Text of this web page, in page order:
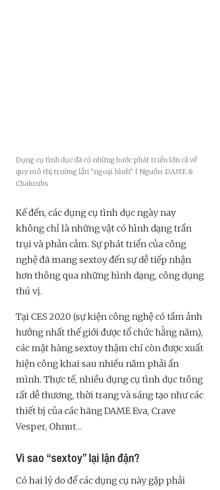
Dụng cụ tình dục đã có những bước phát triển lớn cả về
quy mô thị trường lẫn "ngoại hình" | Nguồn: DAME &
Chakrubs
Kế đến, các dụng cụ tình dục ngày nay
không chỉ là những vật có hình dạng trần
trụi và phản cảm. Sự phát triển của công
nghệ đã mang sextoy đến sự dễ tiếp nhận
hơn thông qua những hình dạng, công dụng
thú vị.
Tại CES 2020 (sự kiện công nghệ có tầm ảnh
hưởng nhất thế giới được tổ chức hằng năm),
các mặt hàng sextoy thậm chí còn được xuất
hiện công khai sau nhiều năm phải ẩn
mình. Thực tế, nhiều dụng cụ tình dục trông
rất dễ thương, thời trang và sáng tạo như các
thiết bị của các hãng DAME Eva, Crave
Vesper, Ohnut…
Vì sao “sextoy” lại lận đận?
Có hai lý do để các dụng cụ này gặp phải